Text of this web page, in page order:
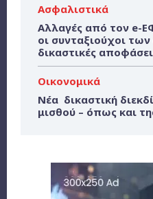
Ασφαλιστικά
Αλλαγές από τον e-
οι συνταξιούχοι
δικαστικές
Οικονομικά
Νέα δικαστική
μισθού – όπως και